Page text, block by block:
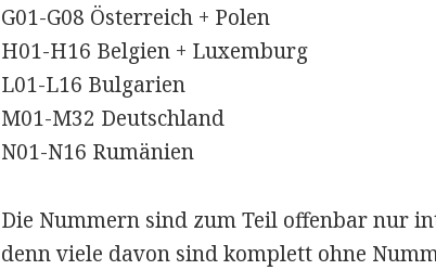
G01-G08 Österreich + Polen
H01-H16 Belgien + Luxemburg
L01-L16 Bulgarien
M01-M32 Deutschland
N01-N16 Rumänien
Die Nummern sind zum Teil offenbar nur
denn viele davon sind komplett ohne